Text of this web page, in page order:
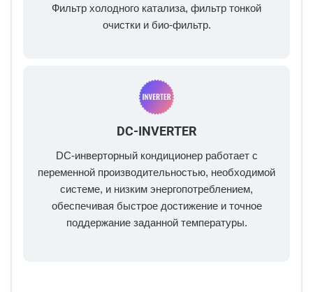
Фильтр холодного катализа, фильтр тонкой
очистки и био-фильтр.
DC-INVERTER
DC-инверторный кондиционер работает с
переменной производительностью, необходимой
системе, и низким энергопотреблением,
обеспечивая быстрое достижение и точное
поддержание заданной температуры.